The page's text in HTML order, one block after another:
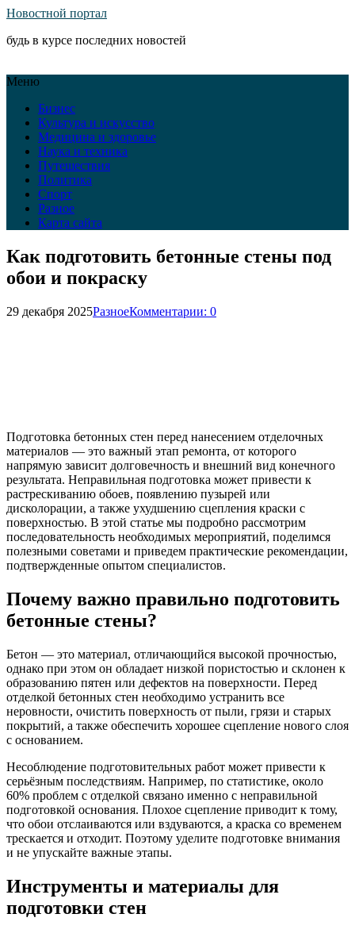
Новостной портал
будь в курсе последних новостей
Меню
Бизнес
Культура и искусство
Медицина и здоровье
Наука и техника
Путешествия
Политика
Спорт
Разное
Карта сайта
Как подготовить бетонные стены под
обои и покраску
29 декабря 2025РазноеКомментарии: 0
Подготовка бетонных стен перед нанесением отделочных
материалов — это важный этап ремонта, от которого
напрямую зависит долговечность и внешний вид конечного
результата. Неправильная подготовка может привести к
растрескиванию обоев, появлению пузырей или
дисколорации, а также ухудшению сцепления краски с
поверхностью. В этой статье мы подробно рассмотрим
последовательность необходимых мероприятий, поделимся
полезными советами и приведем практические рекомендации,
подтвержденные опытом специалистов.
Почему важно правильно подготовить
бетонные стены?
Бетон — это материал, отличающийся высокой прочностью,
однако при этом он обладает низкой пористостью и склонен к
образованию пятен или дефектов на поверхности. Перед
отделкой бетонных стен необходимо устранить все
неровности, очистить поверхность от пыли, грязи и старых
покрытий, а также обеспечить хорошее сцепление нового слоя
с основанием.
Несоблюдение подготовительных работ может привести к
серьёзным последствиям. Например, по статистике, около
60% проблем с отделкой связано именно с неправильной
подготовкой основания. Плохое сцепление приводит к тому,
что обои отслаиваются или вздуваются, а краска со временем
трескается и отходит. Поэтому уделите подготовке внимания
и не упускайте важные этапы.
Инструменты и материалы для
подготовки стен